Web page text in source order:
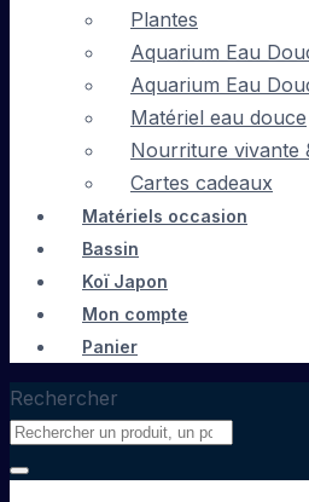
Plantes
Aquarium Eau
Aquarium Eau
Matériel eau douce
Nourriture vivante
Cartes cadeaux
Matériels occasion
Bassin
Koï Japon
Mon compte
Panier
Rechercher